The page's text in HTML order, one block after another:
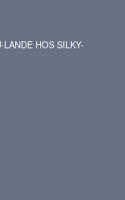
LANDE HOS SILKY-